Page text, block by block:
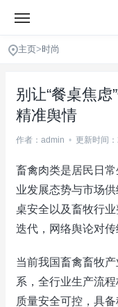
主页>时尚
别让“餐桌焦
精准舆情
作者：admin • 更新时间
畜禽肉类是居民日
业发展态势与市场
桌安全以及畜牧行
迭代，网络舆论对传
当前我国畜禽畜牧
系，全行业生产流
质量安全可控，具